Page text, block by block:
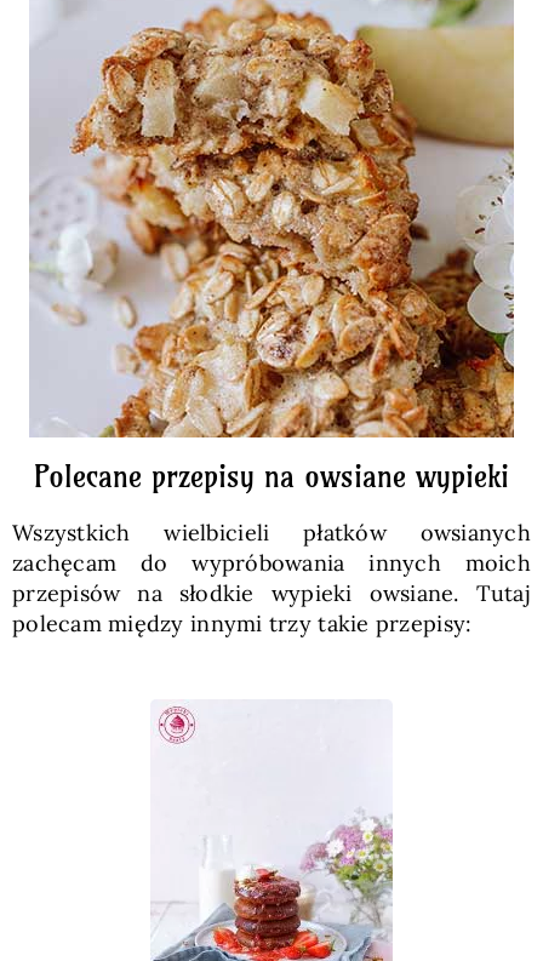
Polecane przepisy na owsiane wypieki
Wszystkich wielbicieli płatków owsianych
zachęcam do wypróbowania innych moich
przepisów na słodkie wypieki owsiane. Tutaj
polecam między innymi trzy takie przepisy: